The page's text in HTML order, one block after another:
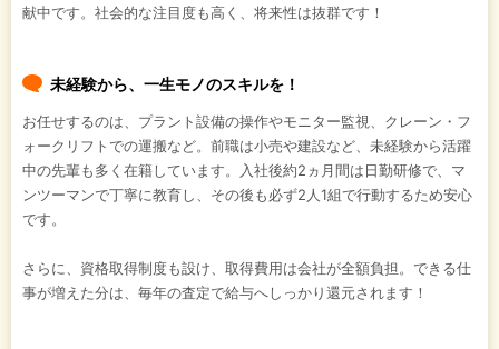
献中です。社会的な注目度も高く、将来性は抜群です！
未経験から、一生モノのスキルを！
お任せするのは、プラント設備の操作やモニター監視、クレーン・フ
ォークリフトでの運搬など。前職は小売や建設など、未経験から活躍
中の先輩も多く在籍しています。入社後約2ヵ月間は日勤研修で、マ
ンツーマンで丁寧に教育し、その後も必ず2人1組で行動するため安心
です。
さらに、資格取得制度も設け、取得費用は会社が全額負担。できる仕
事が増えた分は、毎年の査定で給与へしっかり還元されます！